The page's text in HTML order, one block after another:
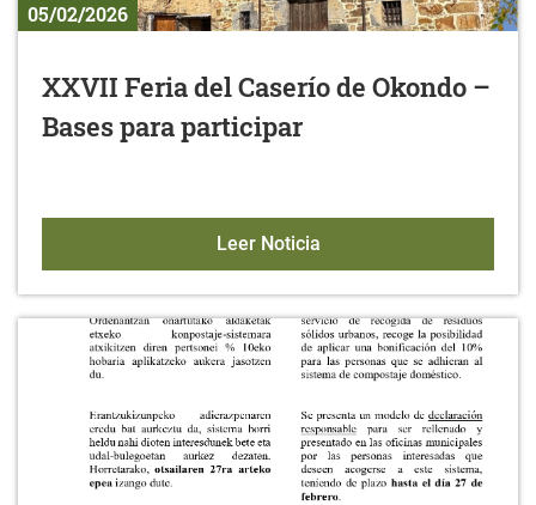
05/02/2026
XXVII Feria del Caserío de Okondo –
Bases para participar
Leer NoticiaXXVII Feria del Caserío